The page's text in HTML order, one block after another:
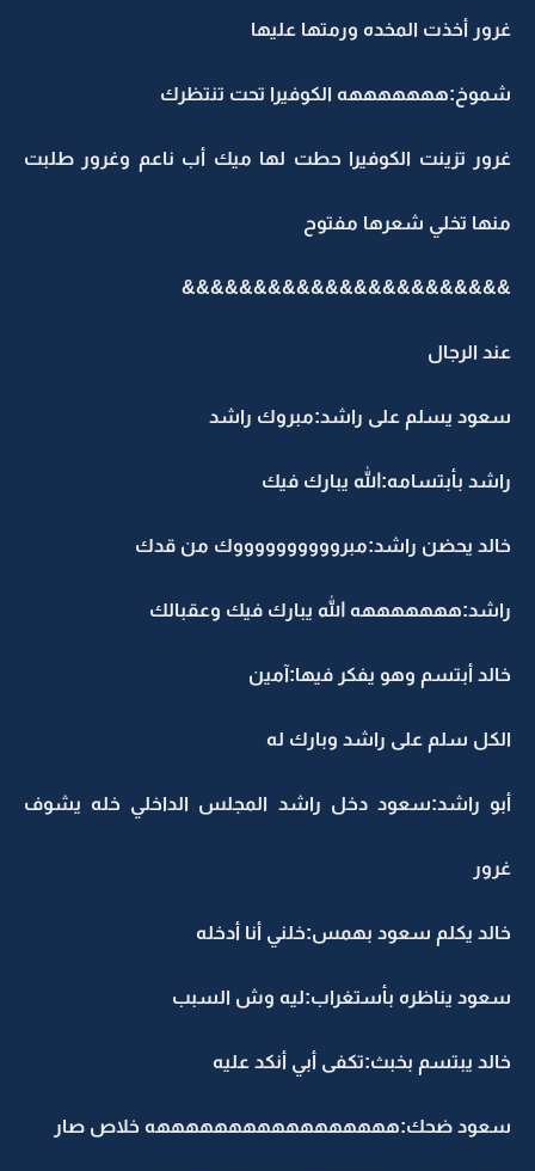
غرور أخذت المخده ورمتها عليها
شموخ:هههههههه الكوفيرا تحت تنتظرك
غرور تزينت الكوفيرا حطت لها ميك أب ناعم وغرور طلبت
منها تخلي شعرها مفتوح
&&&&&&&&&&&&&&&&&&&&&&&
عند الرجال
سعود يسلم على راشد:مبروك راشد
راشد بأبتسامه:الله يبارك فيك
خالد يحضن راشد:مبرووووووووووك من قدك
راشد:هههههههه الله يبارك فيك وعقبالك
خالد أبتسم وهو يفكر فيها:آمين
الكل سلم على راشد وبارك له
أبو راشد:سعود دخل راشد المجلس الداخلي خله يشوف
غرور
خالد يكلم سعود بهمس:خلني أنا أدخله
سعود يناظره بأستغراب:ليه وش السبب
خالد يبتسم بخبث:تكفى أبي أنكد عليه
سعود ضحك:هههههههههههههههههه خلاص صار